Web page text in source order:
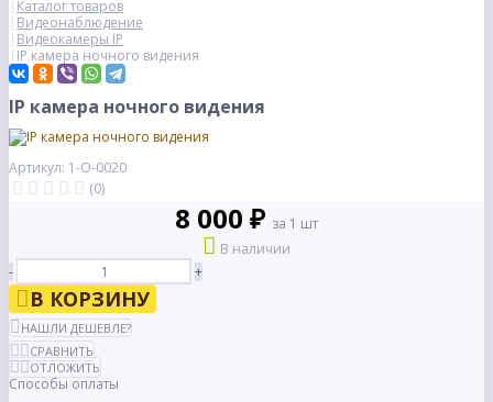
Каталог товаров
Видеонаблюдение
Видеокамеры IP
IP камера ночного видения
IP камера ночного видения
Артикул: 1-О-0020
(0)
8 000 ₽ за 1 шт
В наличии
-
+
В КОРЗИНУ
НАШЛИ ДЕШЕВЛЕ?
СРАВНИТЬ
ОТЛОЖИТЬ
Способы оплаты